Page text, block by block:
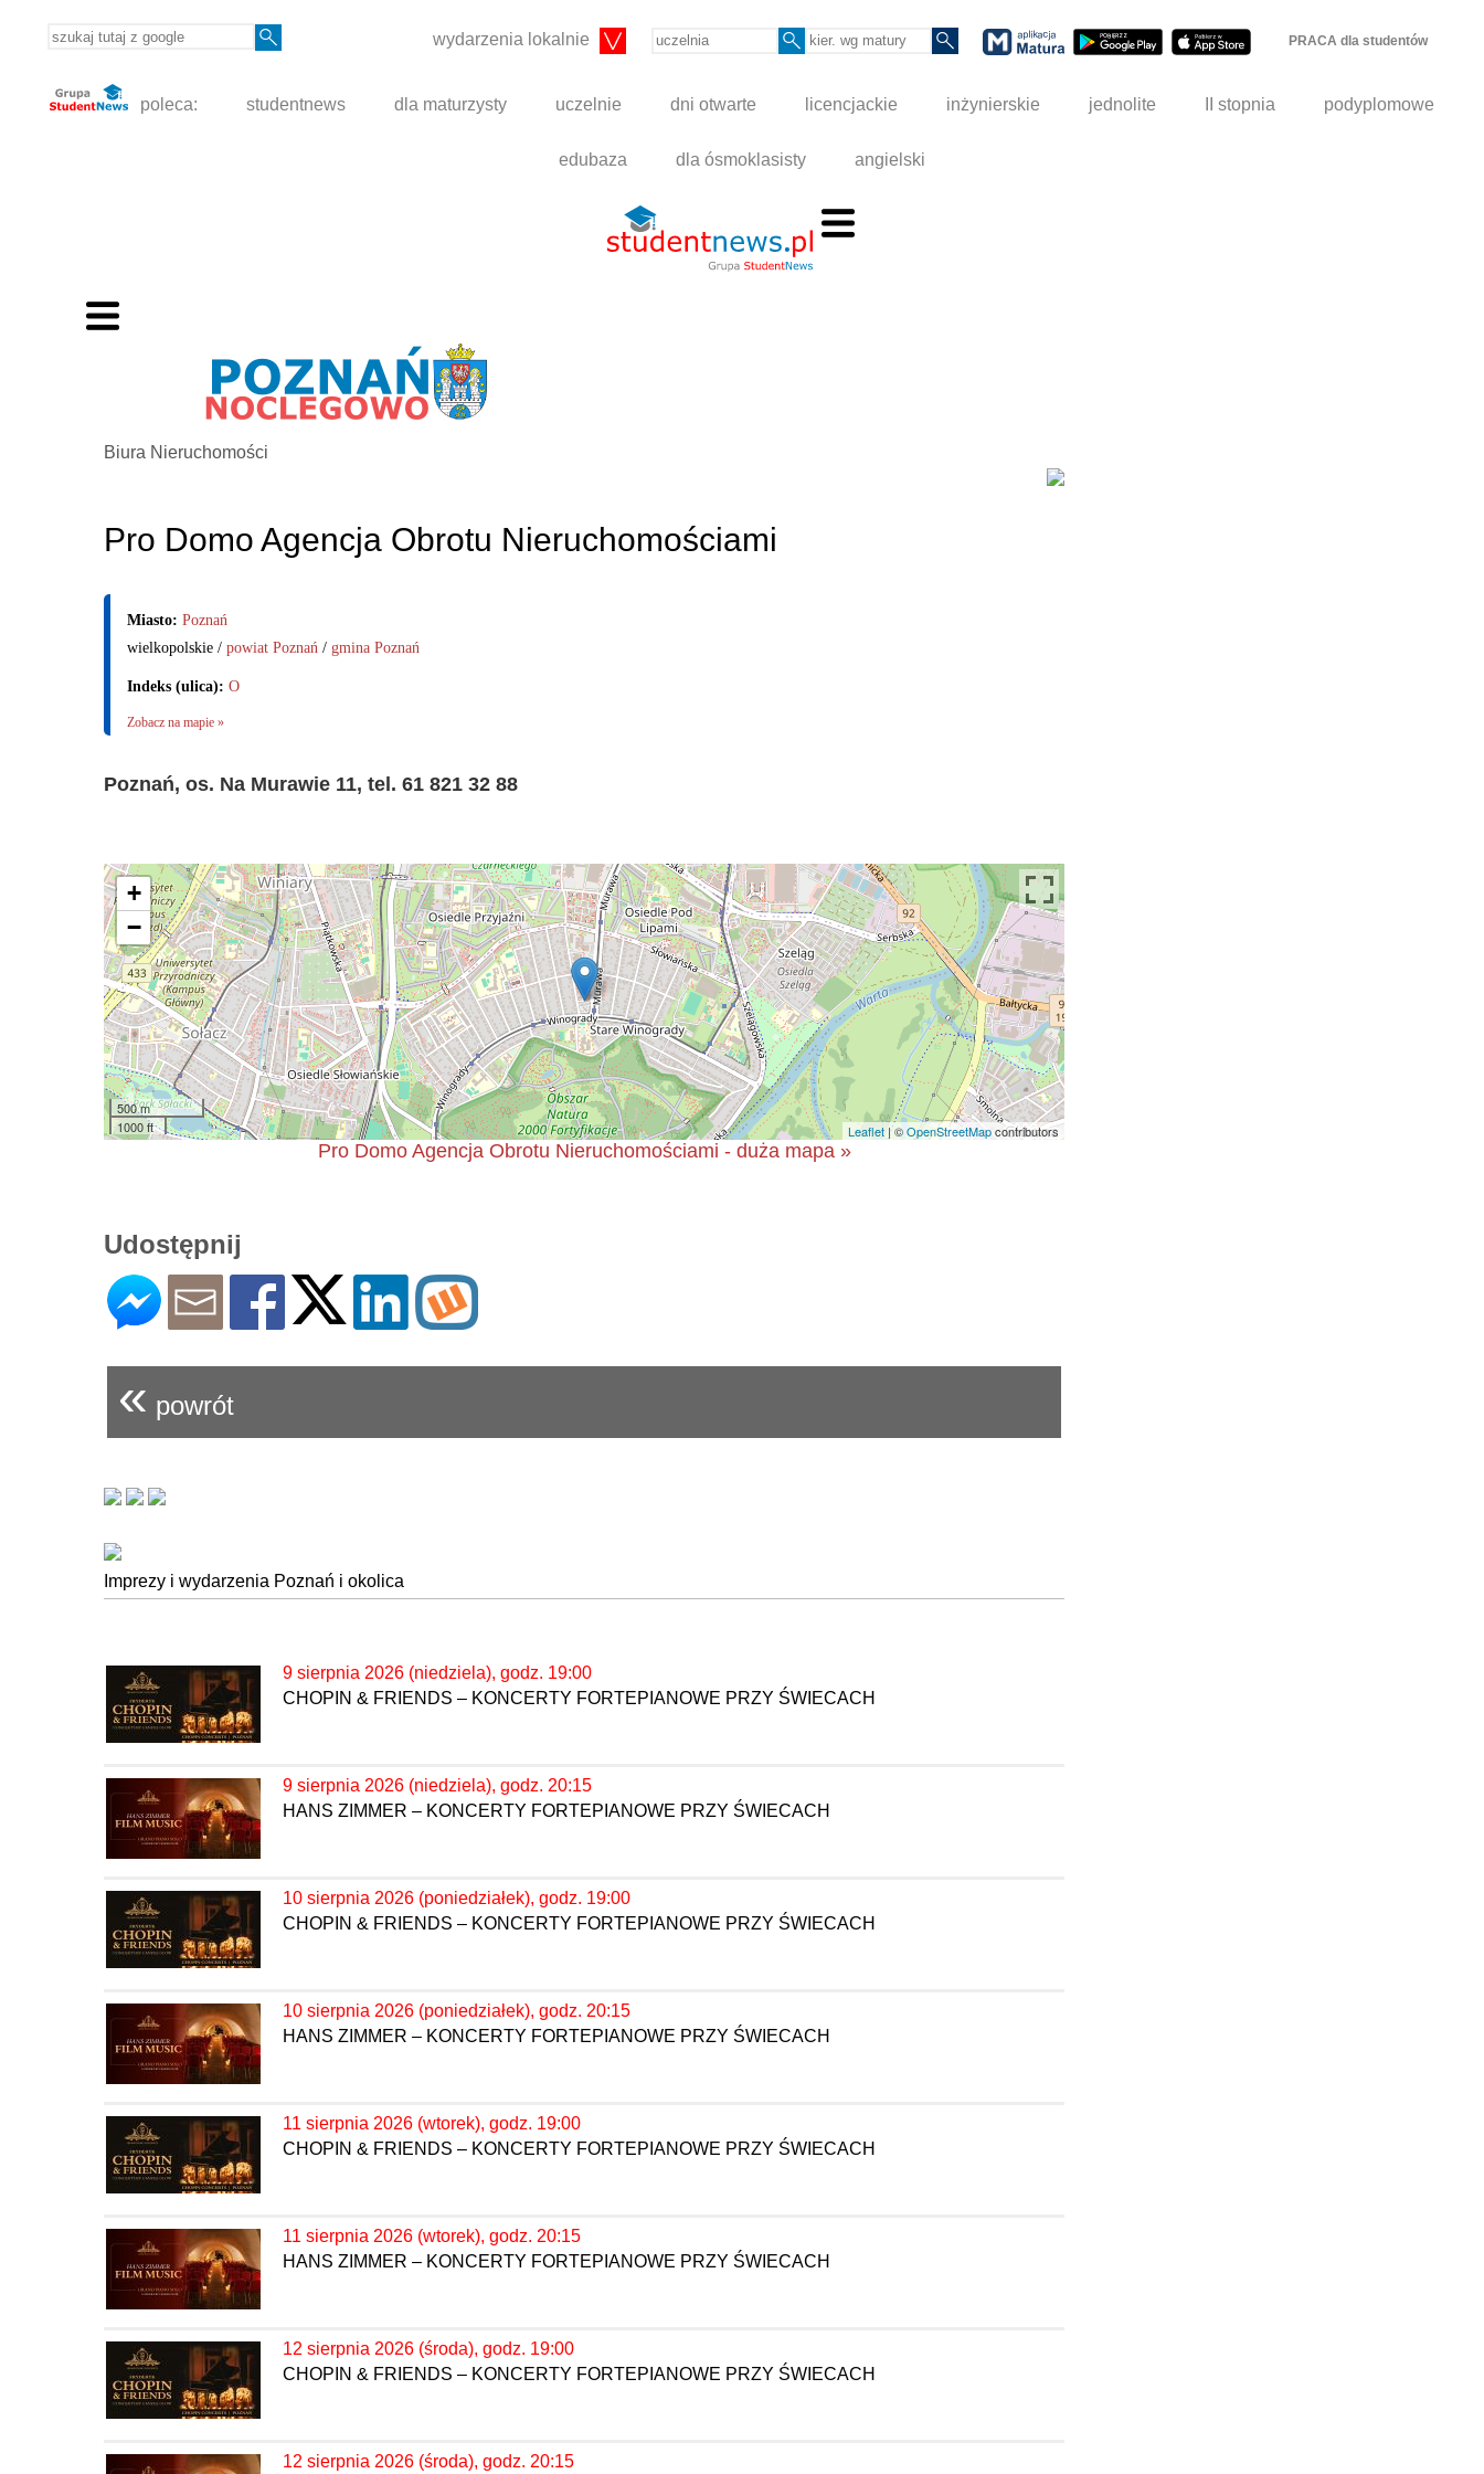
wydarzenia lokalnie PRACA dla studentów
poleca: studentnews dla maturzysty uczelnie dni otwarte licencjackie inżynierskie jednolite II stopnia podyplomowe
edubaza dla ósmoklasisty angielski
Biura Nieruchomości
Pro Domo Agencja Obrotu Nieruchomościami
Miasto: Poznań
wielkopolskie / powiat Poznań / gmina Poznań
Indeks (ulica): O
Zobacz na mapie »
Poznań, os. Na Murawie 11, tel. 61 821 32 88
+
−
500 m
1000 ft
Leaflet | ©OpenStreetMapcontributors
Pro Domo Agencja Obrotu Nieruchomościami - duża mapa »
Udostępnij
« powrót
Imprezy i wydarzenia Poznań i okolica
9 sierpnia 2026 (niedziela), godz. 19:00
CHOPIN & FRIENDS – KONCERTY FORTEPIANOWE PRZY ŚWIECACH
9 sierpnia 2026 (niedziela), godz. 20:15
HANS ZIMMER – KONCERTY FORTEPIANOWE PRZY ŚWIECACH
10 sierpnia 2026 (poniedziałek), godz. 19:00
CHOPIN & FRIENDS – KONCERTY FORTEPIANOWE PRZY ŚWIECACH
10 sierpnia 2026 (poniedziałek), godz. 20:15
HANS ZIMMER – KONCERTY FORTEPIANOWE PRZY ŚWIECACH
11 sierpnia 2026 (wtorek), godz. 19:00
CHOPIN & FRIENDS – KONCERTY FORTEPIANOWE PRZY ŚWIECACH
11 sierpnia 2026 (wtorek), godz. 20:15
HANS ZIMMER – KONCERTY FORTEPIANOWE PRZY ŚWIECACH
12 sierpnia 2026 (środa), godz. 19:00
CHOPIN & FRIENDS – KONCERTY FORTEPIANOWE PRZY ŚWIECACH
12 sierpnia 2026 (środa), godz. 20:15